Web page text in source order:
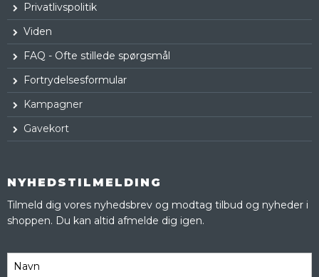
Privatlivspolitik
Viden
FAQ - Ofte stillede spørgsmål
Fortrydelsesformular
Kampagner
Gavekort
NYHEDSTILMELDING
Tilmeld dig vores nyhedsbrev og modtag tilbud og nyheder i
shoppen. Du kan altid afmelde dig igen.